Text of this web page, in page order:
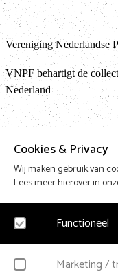
Cookies & Privacy
Wij maken gebruik van
Lees meer hierover in
Functioneel
Noodzakelijk
Marketing /
Vereniging Nederlandse
VNPF behartigt de
Nederland
Design & Code by